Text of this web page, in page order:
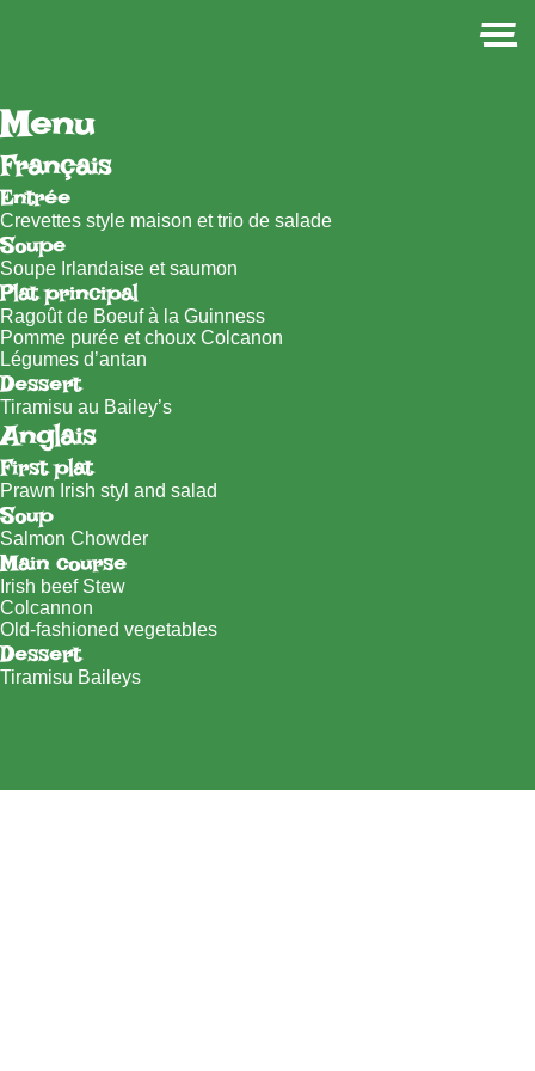
Menu
Français
Entrée
Crevettes style maison et trio de salade
Soupe
Soupe Irlandaise et saumon
Plat principal
Ragoût de Boeuf à la Guinness
Pomme purée et choux Colcanon
Légumes d’antan
Dessert
Tiramisu au Bailey’s
Anglais
First plat
Prawn Irish styl and salad
Soup
Salmon Chowder
Main course
Irish beef Stew
Colcannon
Old-fashioned vegetables
Dessert
Tiramisu Baileys